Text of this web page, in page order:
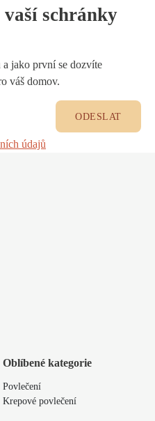
schránky
a jako první se dozvíte
váš domov.
údajů
ODESLAT
Oblíbené kategorie
Povlečení
Krepové povlečení